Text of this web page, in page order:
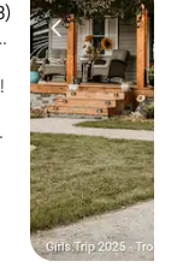
promedio: 4.89 de